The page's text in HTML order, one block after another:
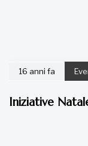
16 anni fa
Iniziative